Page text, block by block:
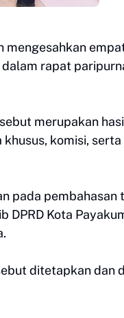
mengesahkan
rapat
merupakan
khusus, komisi,
pada pembahasan
DPRD Kota
ditetapkan dan